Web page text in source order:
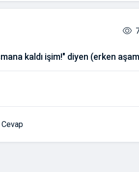
kaldı işim!" diyen (erken
Cevap